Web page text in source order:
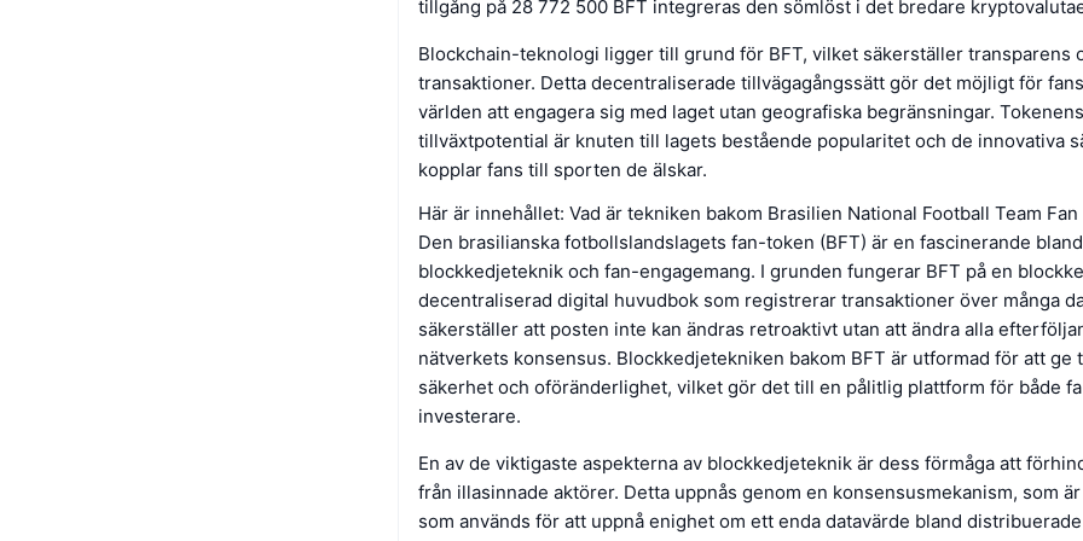
tillgång på 28 772 500 BFT integreras den sömlöst i det bredare
Blockchain-teknologi ligger till grund för BFT, vilket säkerställer transparens
transaktioner. Detta decentraliserade tillvägagångssätt gör det möjligt för
världen att engagera sig med laget utan geografiska begränsningar. Tokenens
tillväxtpotential är knuten till lagets bestående popularitet och de innovativa
kopplar fans till sporten de älskar.
Här är innehållet: Vad är tekniken bakom Brasilien National Football Team Fan
Den brasilianska fotbollslandslagets fan-token (BFT) är en fascinerande
blockkedjeteknik och fan-engagemang. I grunden fungerar BFT på en
decentraliserad digital huvudbok som registrerar transaktioner över många
säkerställer att posten inte kan ändras retroaktivt utan att ändra alla
nätverkets konsensus. Blockkedjetekniken bakom BFT är utformad för att ge
säkerhet och oföränderlighet, vilket gör det till en pålitlig plattform för både
investerare.
En av de viktigaste aspekterna av blockkedjeteknik är dess förmåga att
från illasinnade aktörer. Detta uppnås genom en konsensusmekanism, som
som används för att uppnå enighet om ett enda datavärde bland